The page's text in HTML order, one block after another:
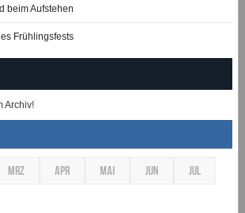
beim Aufstehen
Frühlingsfests
Archiv!
MRZ APR MAI JUN JUL